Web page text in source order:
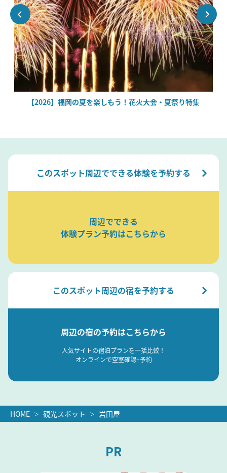
【2026】福岡の夏を楽しもう！花火大会・夏祭り特集
このスポット周辺でできる体験を予約する
周辺でできる
体験プラン予約はこちらから
このスポット周辺の宿を予約する
周辺の宿の予約はこちらから
人気サイトの宿泊プランを一括比較！
オンラインで空室確認+予約
HOME 観光スポット 岩田屋
PR